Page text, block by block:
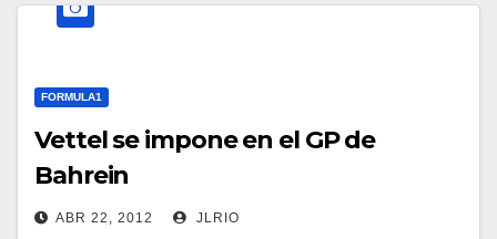
FORMULA1
Vettel se impone en el GP de
Bahrein
ABR 22, 2012 JLRIO